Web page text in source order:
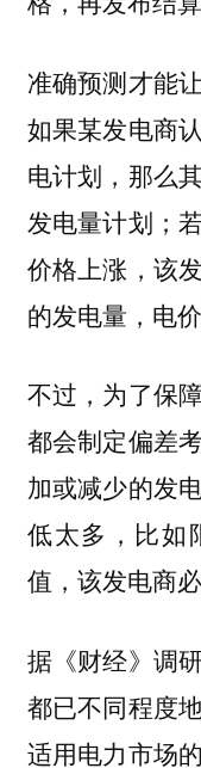
准确预测才能
如果某发电商
电计划，那么
发电量计划；
价格上涨，该
的发电量，电
不过，为了保
都会制定偏差
加或减少的发
低太多，比如
值，该发电商
据《财经》调
都已不同程度
适用电力市场